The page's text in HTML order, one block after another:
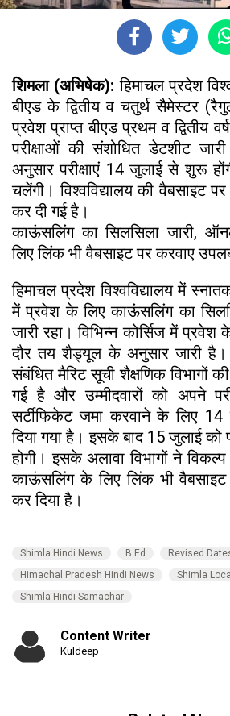
शिमला (अभिषेक): हिमाचल प्रदेश
बीएड के द्वितीय व चतुर्थ सैमेस्टर
प्रवेश प्राप्त बीएड प्रथम व द्वितीय
परीक्षाओं की संशोधित डेटशीट
अनुसार परीक्षाएं 14 जुलाई से शुरू
चलेंगी। विश्वविद्यालय की वैबसाइट
कर दी गई है।
काऊंसलिंग का सिलसिला जारी,
लिए लिंक भी वैबसाइट पर करवाए
हिमाचल प्रदेश विश्वविद्यालय में
में प्रवेश के लिए काऊंसलिंग का
जारी रहा। विभिन्न कोर्सिज में
दौर तय शैड्यूल के अनुसार जारी है।
संबंधित मैरिट सूची शैक्षणिक विभागों
गई है और उम्मीदवारों को अपने
सर्टीफिकेट जमा करवाने के लिए
दिया गया है। इसके बाद 15 जुलाई को
होगी। इसके अलावा विभागों ने
काऊंसलिंग के लिए लिंक भी
कर दिया है।
Shimla Hindi News B.Ed
Revised
Himachal Pradesh Hindi News
Shimla
Shimla Hindi Samachar
Content Writer
Kuldeep